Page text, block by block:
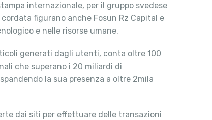
internazionale, per il gruppo svedese
figurano anche Fosun Rz Capital e
e nelle risorse umane.
generati dagli utenti, conta oltre 100
che superano i 20 miliardi di
la sua presenza a oltre 2mila
dai siti per effettuare delle transazioni